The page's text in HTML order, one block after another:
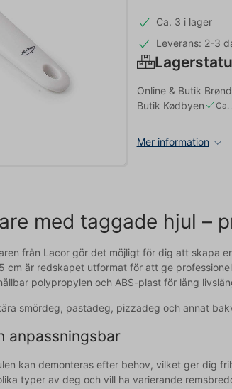
Ca. 3 i lager
Leverans: 2-3
Online & Butik
Butik Kødbyen Ca.
Mer information
med taggade hjul –
från Lacor gör det möjligt för dig att skapa
cm är redskapet utformat för att ge
polypropylen och ABS-plast för lång
smördeg, pastadeg, pizzadeg och annat
anpassningsbar
kan demonteras efter behov, vilket ger dig
typer av deg och vill ha varierande